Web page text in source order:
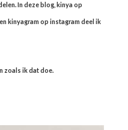
In deze blog, kinya op
kinyagram op instagram deel ik
zoals ik dat doe.